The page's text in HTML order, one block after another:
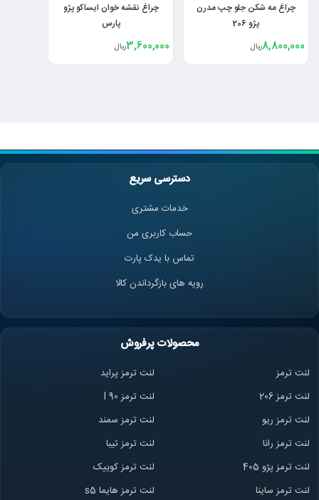
چراغ مه شکن جلو چپ مدرن
پژو 206
8,800,000ریال
چراغ نقشه خوان ایساکو پژو
پارس
3,600,000ریال
دسترسی سریع
خدمات مشتری
حساب کاربری من
تماس با یدک پارت
رویه های بازگرداندن کالا
محصولات پرفروش
لنت ترمز
لنت ترمز پراید
لنت ترمز 206
لنت ترمز l 90
لنت ترمز ریو
لنت ترمز سمند
لنت ترمز رانا
لنت ترمز تیبا
لنت ترمز پژو 405
لنت ترمز کوییک
لنت ترمز ساینا
لنت ترمز هایما s5